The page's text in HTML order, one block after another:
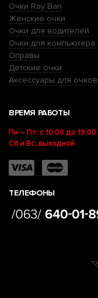
Очки Ray Ban
Женские очки
Очки для водителей
Очки для компьютера
Оправы
Детские очки
Аксессуары для очков
ВРЕМЯ РАБОТЫ
Пн – Пт: с 10:00 до 19:00
Сб и Вс: выходной
ТЕЛЕФОНЫ